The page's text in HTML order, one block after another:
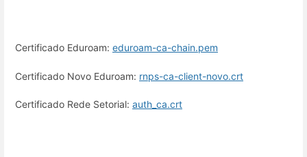
Certificado Eduroam: eduroam-ca-chain.pem
Certificado Novo Eduroam: rnps-ca-client-novo.crt
Certificado Rede Setorial: auth_ca.crt